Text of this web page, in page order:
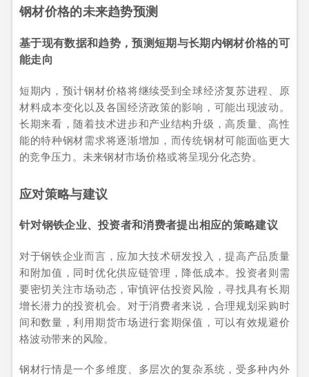
钢材价格的未来趋势预测
基于现有数据和趋势，预测短期与长期内钢材价格的可
能走向
短期内，预计钢材价格将继续受到全球经济复苏进程、原
材料成本变化以及各国经济政策的影响，可能出现波动。
长期来看，随着技术进步和产业结构升级，高质量、高性
能的特种钢材需求将逐渐增加，而传统钢材可能面临更大
的竞争压力。未来钢材市场价格或将呈现分化态势。
应对策略与建议
针对钢铁企业、投资者和消费者提出相应的策略建议
对于钢铁企业而言，应加大技术研发投入，提高产品质量
和附加值，同时优化供应链管理，降低成本。投资者则需
要密切关注市场动态，审慎评估投资风险，寻找具有长期
增长潜力的投资机会。对于消费者来说，合理规划采购时
间和数量，利用期货市场进行套期保值，可以有效规避价
格波动带来的风险。
钢材行情是一个多维度、多层次的复杂系统，受多种内外